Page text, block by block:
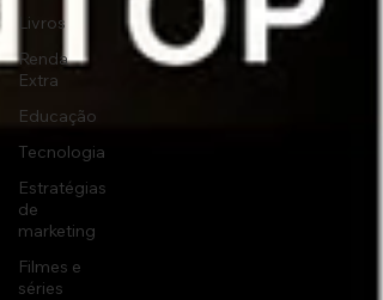
Livros
Renda
Extra
Educação
Tecnologia
Estratégias
de
marketing
Filmes e
séries